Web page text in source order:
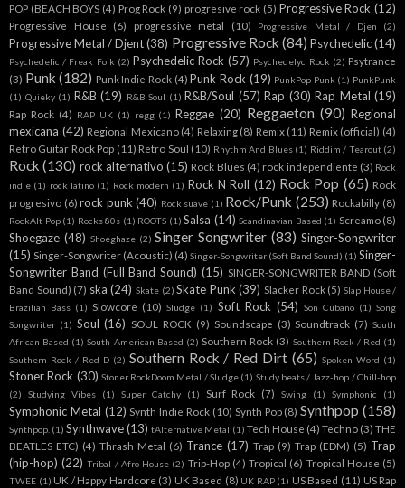
POP (BEACH BOYS (4) Prog Rock (9) progresive rock (5) Progressive Rock (12)
Progressive House (6) progressive metal (10) Progressive Metal / Djen (2)
Progressive Metal / Djent (38) Progressive Rock (84) Psychedelic(14)
Psychedelic / Freak Folk (2) Psychedelic Rock (57) Psychedelyc Rock (2) Psytrance
(3) Punk (182) Punk Indie Rock (4) Punk Rock (19) PunkPop Punk (1) PunkPunk
(1) Quieky (1) R&B (19) R&B Soul (1) R&B/Soul (57) Rap (30) Rap Metal (19)
Rap Rock (4) RAP UK (1) regg (1) Reggae (20) Reggaeton (90) Regional
mexicana (42) Regional Mexicano (4) Relaxing (8) Remix (11) Remix (official) (4)
Retro Guitar Rock Pop (11) Retro Soul (10) Rhythm And Blues (1) Riddim / Tearout (2)
Rock (130) rock alternativo (15) Rock Blues (4) rock independiente (3) Rock
indie (1) rock latino (1) Rock modern (1) Rock N Roll (12) Rock Pop (65) Rock
progresivo (6) rock punk (40) Rock suave (1) Rock/Punk (253) Rockabilly (8)
RockAlt Pop (1) Rocks 80s (1) ROOTS (1) Salsa (14) Scandinavian Based (1) Screamo (8)
Shoegaze (48) Shoeghaze (2) Singer Songwriter (83) Singer-Songwriter
(15) Singer-Songwriter (Acoustic) (4) Singer-Songwriter (Soft Band Sound) (1) Singer-
Songwriter Band (Full Band Sound) (15) SINGER-SONGWRITER BAND (Soft
Band Sound) (7) ska (24) Skate (2) Skate Punk (39) Slacker Rock (5) Slap House /
Brazilian Bass (1) Slowcore (10) Sludge (1) Soft Rock (54) Son Cubano (1) Song
Songwriter (1) Soul (16) SOUL ROCK (9) Soundscape (3) Soundtrack (7) South
African Based (1) South American Based (2) Southern Rock (3) Southern Rock / Red (1)
Southern Rock / Red D (2) Southern Rock / Red Dirt (65) Spoken Word (1)
Stoner Rock (30) Stoner RockDoom Metal / Sludge (1) Study beats / Jazz-hop / Chill-hop
(2)
Studying Vibes (1) Super Catchy (1) Surf Rock (7) Swing (1) Symphonic (1)
Symphonic Metal (12) Synth Indie Rock (10) Synth Pop (8) Synthpop (158)
Synthpop. (1) Synthwave (13) tAlternative Metal (1) Tech House (4) Techno (3) THE
BEATLES ETC) (4) Thrash Metal (6) Trance (17) Trap (9) Trap (EDM) (5) Trap
(hip-hop) (22) Tribal / Afro House (2) Trip-Hop (4) Tropical (6) Tropical House (5)
TWEE (1) UK / Happy Hardcore (3) UK Based (8) UK RAP (1) US Based (11) US Rap